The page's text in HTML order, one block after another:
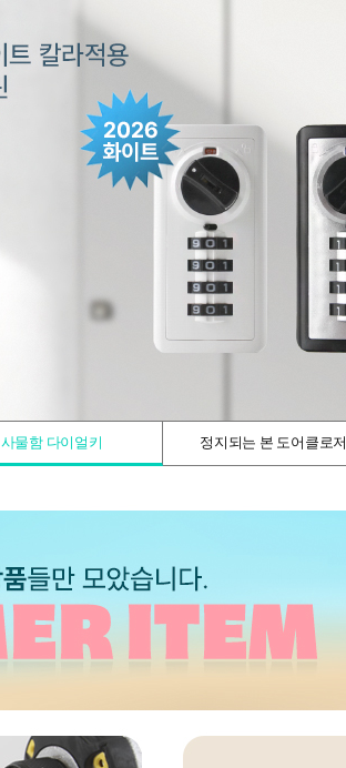
사물함 다이얼키 정지되는 본 도어클로저